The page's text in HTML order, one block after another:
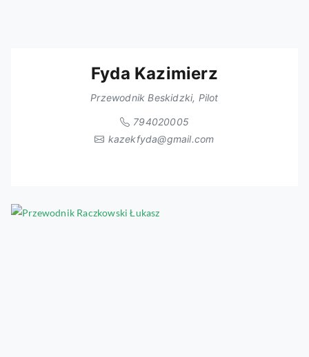
Fyda Kazimierz
Przewodnik Beskidzki, Pilot
794020005
kazekfyda@gmail.com